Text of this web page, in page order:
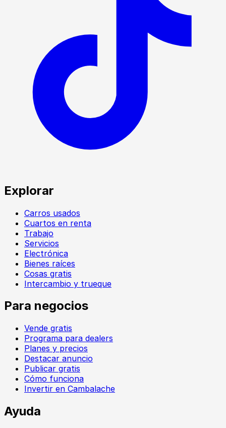
Explorar
Carros usados
Cuartos en renta
Trabajo
Servicios
Electrónica
Bienes raíces
Cosas gratis
Intercambio y trueque
Para negocios
Vende gratis
Programa para dealers
Planes y precios
Destacar anuncio
Publicar gratis
Cómo funciona
Invertir en Cambalache
Ayuda